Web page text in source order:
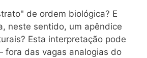
de ordem biológica? E
neste sentido, um apêndice
Esta interpretação pode
fora das vagas analogias do